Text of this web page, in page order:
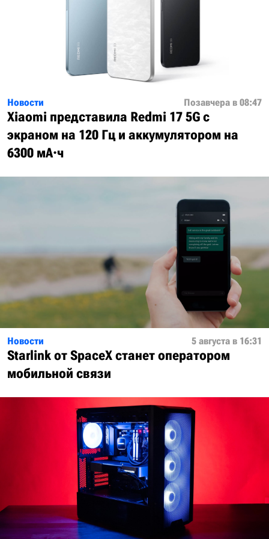
Новости Позавчера в 08:47
Xiaomi представила Redmi 17 5G с
экраном на 120 Гц и аккумулятором на
6300 мА·ч
Новости 5 августа в 16:31
Starlink от SpaceX станет оператором
мобильной связи